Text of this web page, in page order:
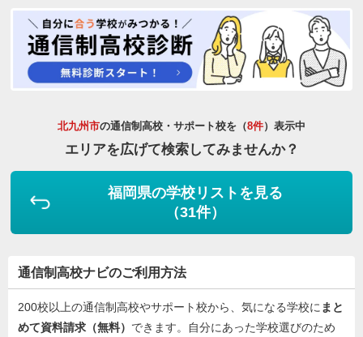
北九州市の通信制高校・サポート校を（8件）表示中
エリアを広げて検索してみませんか？
福岡県の学校リストを見る
（31件）
通信制高校ナビのご利用方法
200校以上の通信制高校やサポート校から、気になる学校に まと
めて資料請求（無料） できます。自分にあった学校選びのため